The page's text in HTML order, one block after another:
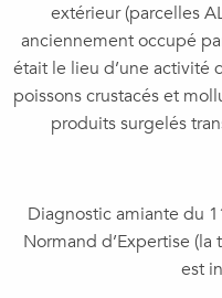
extérieur (parcelles
anciennement occupé
était le lieu d’une activité
poissons crustacés et
produits surgelés
Diagnostic amiante du
Normand d’Expertise
est